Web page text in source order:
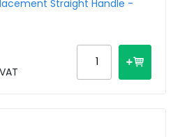
Straight Handle -